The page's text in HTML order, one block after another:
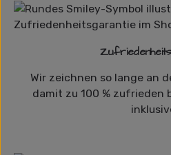
Wir zeichnen so lange an
damit zu 100 % zufrieden